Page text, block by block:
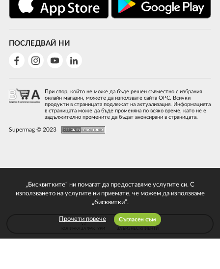
ПОСЛЕДВАЙ НИ
При спор, който не може да бъде решен съвместно с избрания
онлайн магазин, можете да използвате сайта ОРС. Всички
продукти в страницата подлежат на актуализация. Информацията
в страницата може да бъде променяна по всяко време, като не е
задължително промените да бъдат анонсирани в страницата.
Supermag © 2023
„Бисквитките“ ни помагат да предоставяме услугите си. С
използването на услугите ни приемате, че можем да използваме
„бисквитки“.
Прочети повече Съгласен съм